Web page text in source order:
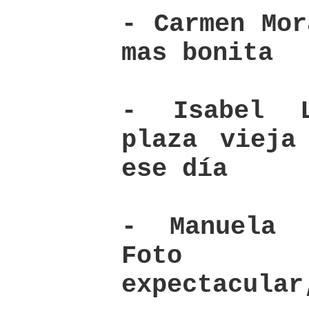
- Carmen
mas bonita
- Isabel
plaza vieja
ese día
- Manuela
Foto